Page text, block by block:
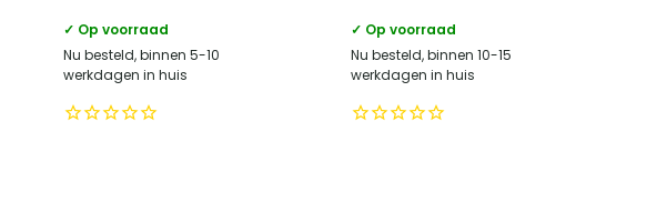
✓ Op voorraad
Nu besteld, binnen 5-10
werkdagen in huis
✓ Op voorraad
Nu besteld, binnen 10-15
werkdagen in huis